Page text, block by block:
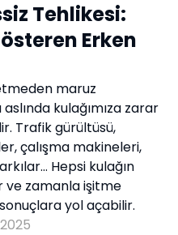
Tehlikesi:
Erken
maruz
kulağımıza zarar
Trafik gürültüsü,
çalışma makineleri,
Hepsi kulağın
ve zamanla işitme
yol açabilir.